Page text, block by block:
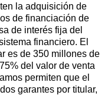
la adquisición de
de financiación de
de interés fija del
financiero. El
es de 350 millones de
del valor de venta
permiten que el
garantes por titular,